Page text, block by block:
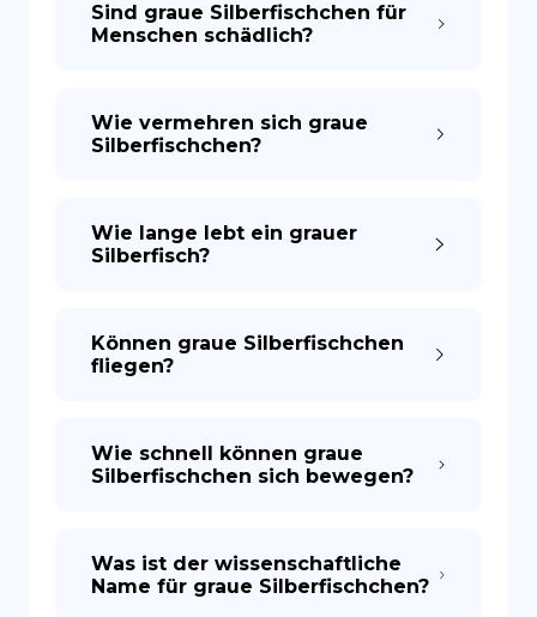
Sind graue Silberfischchen für
Menschen schädlich?
Wie vermehren sich graue
Silberfischchen?
Wie lange lebt ein grauer
Silberfisch?
Können graue Silberfischchen
fliegen?
Wie schnell können graue
Silberfischchen sich bewegen?
Was ist der wissenschaftliche
Name für graue Silberfischchen?